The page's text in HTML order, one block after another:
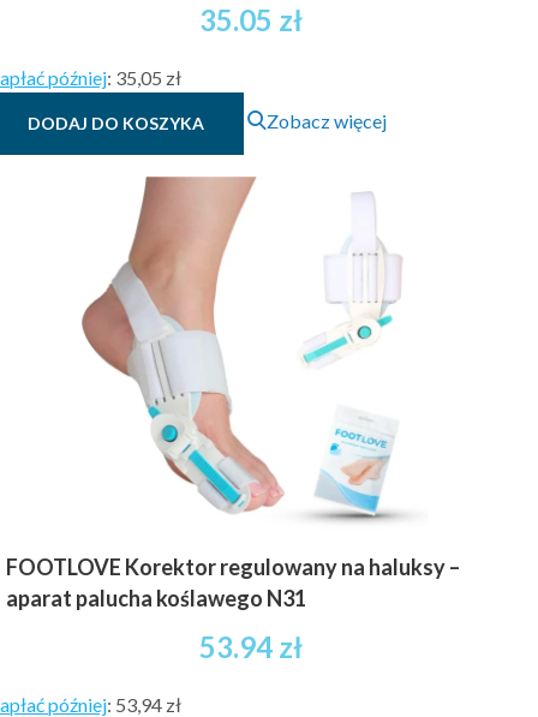
35.05 zł
później: 35,05 zł
DODAJ DO KOSZYKA Zobacz więcej
FOOTLOVE Korektor regulowany na haluksy –
aparat palucha koślawego N31
53.94 zł
później: 53,94 zł